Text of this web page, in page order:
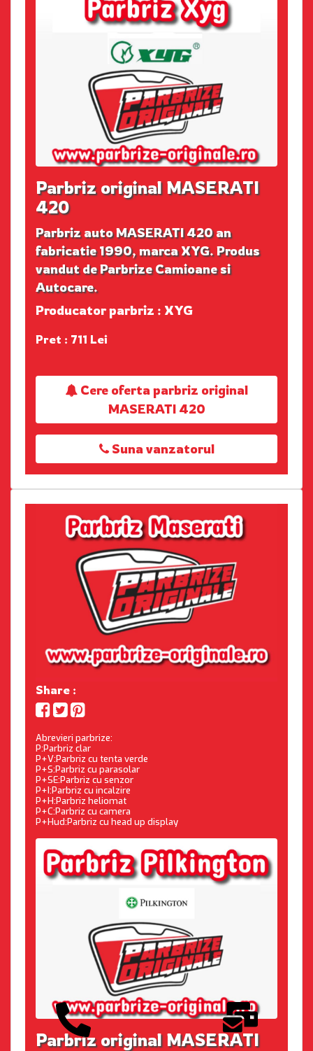
Parbriz original MASERATI
420
Parbriz auto MASERATI 420 an
fabricatie 1990, marca XYG. Produs
vandut de Parbrize Camioane si
Autocare.
Producator parbriz : XYG
Pret : 711 Lei
Cere oferta parbriz original
MASERATI 420
Suna vanzatorul
Share :
Abrevieri parbrize:
P:Parbriz clar
P+V:Parbriz cu tenta verde
P+S:Parbriz cu parasolar
P+SE:Parbriz cu senzor
P+I:Parbriz cu incalzire
P+H:Parbriz heliomat
P+C:Parbriz cu camera
P+Hud:Parbriz cu head up display
Parbriz original MASERATI